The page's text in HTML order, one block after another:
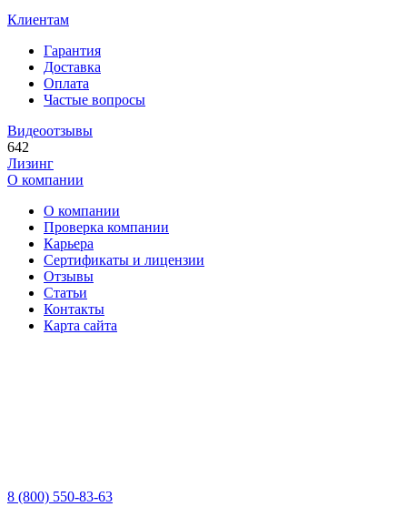
Клиентам
Гарантия
Доставка
Оплата
Частые вопросы
Видеоотзывы
642
Лизинг
О компании
О компании
Проверка компании
Карьера
Сертификаты и лицензии
Отзывы
Статьи
Контакты
Карта сайта
8 (800) 550-83-63